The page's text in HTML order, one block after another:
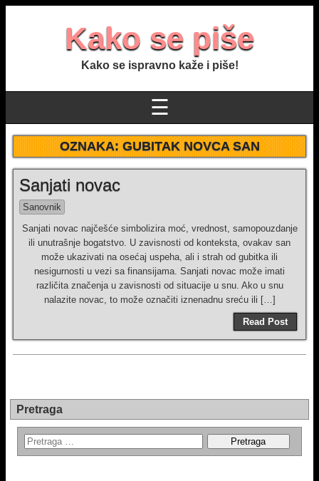
Kako se piše
Kako se ispravno kaže i piše!
☰
OZNAKA:GUBITAK NOVCA SAN
Sanjati novac
Sanovnik
Sanjati novac najčešće simbolizira moć, vrednost, samopouzdanje
ili unutrašnje bogatstvo. U zavisnosti od konteksta, ovakav san
može ukazivati na osećaj uspeha, ali i strah od gubitka ili
nesigurnosti u vezi sa finansijama. Sanjati novac može imati
različita značenja u zavisnosti od situacije u snu. Ako u snu
nalazite novac, to može označiti iznenadnu sreću ili […]
Read Post
Pretraga